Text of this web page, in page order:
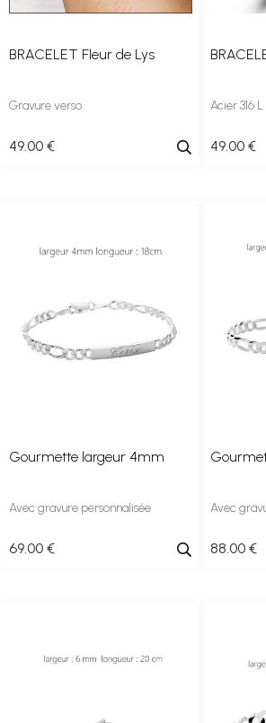
BRACELET Fleur de Lys
Gravure verso
49.00 €
Acier 316 L
49.00 €
Gourmette largeur 4mm
Avec gravure personnalisée
69.00 €
Avec
88 .00 €